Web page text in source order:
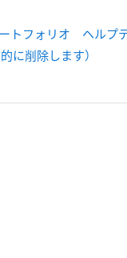
トフォリオ ヘルプ
に削除します）